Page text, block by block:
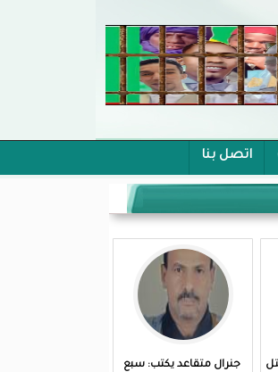
اتصل بنا
جنرال متقاعد يكتب: سبع